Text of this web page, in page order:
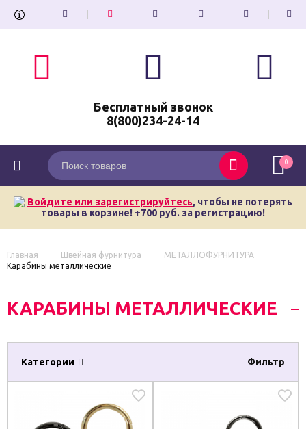
Бесплатный звонок
8(800)234-24-14
0
Войдите или зарегистрируйтесь, чтобы не потерять
товары в корзине! +700 руб. за регистрацию!
Главная Швейная фурнитура
МЕТАЛЛОФУРНИТУРА
Карабины металлические
КАРАБИНЫ МЕТАЛЛИЧЕСКИЕ
Категории Фильтр